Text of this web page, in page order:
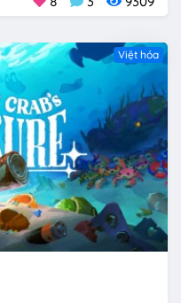
Việt hóa